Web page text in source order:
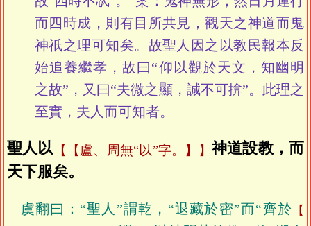
而四時成，則有目所共見，觀天之神道而鬼
神祇之理可知矣。故聖人因之以教民報本反
始追養繼孝，故曰“仰以觀於天文，知幽明
之故”，又曰“夫微之顯，誠不可揜”。此理之
至實，夫人而可知者。
聖人以 【盧、周無“以”字。】
神道設教，而
天下服矣。
虞翻曰：“聖人”謂乾，“退藏於密”而“齊於